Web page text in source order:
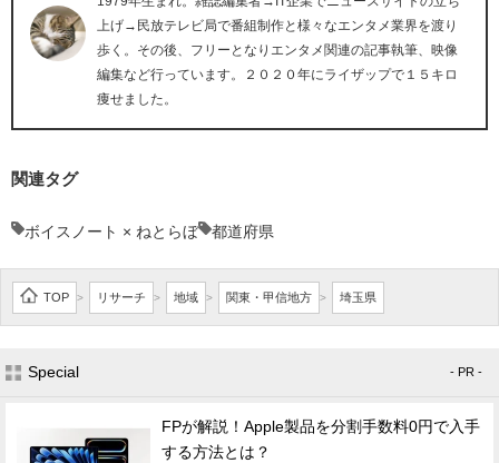
上げ→民放テレビ局で番組制作と様々なエンタメ業界を渡り
歩く。その後、フリーとなりエンタメ関連の記事執筆、映像
編集など行っています。２０２０年にライザップで１５キロ
痩せました。
関連タグ
ボイスノート × ねとらぼ 都道府県
TOP > リサーチ > 地域 > 関東・甲信地方 > 埼玉県
Special - PR -
FPが解説！Apple製品を分割手数料0円で入手
する方法とは？